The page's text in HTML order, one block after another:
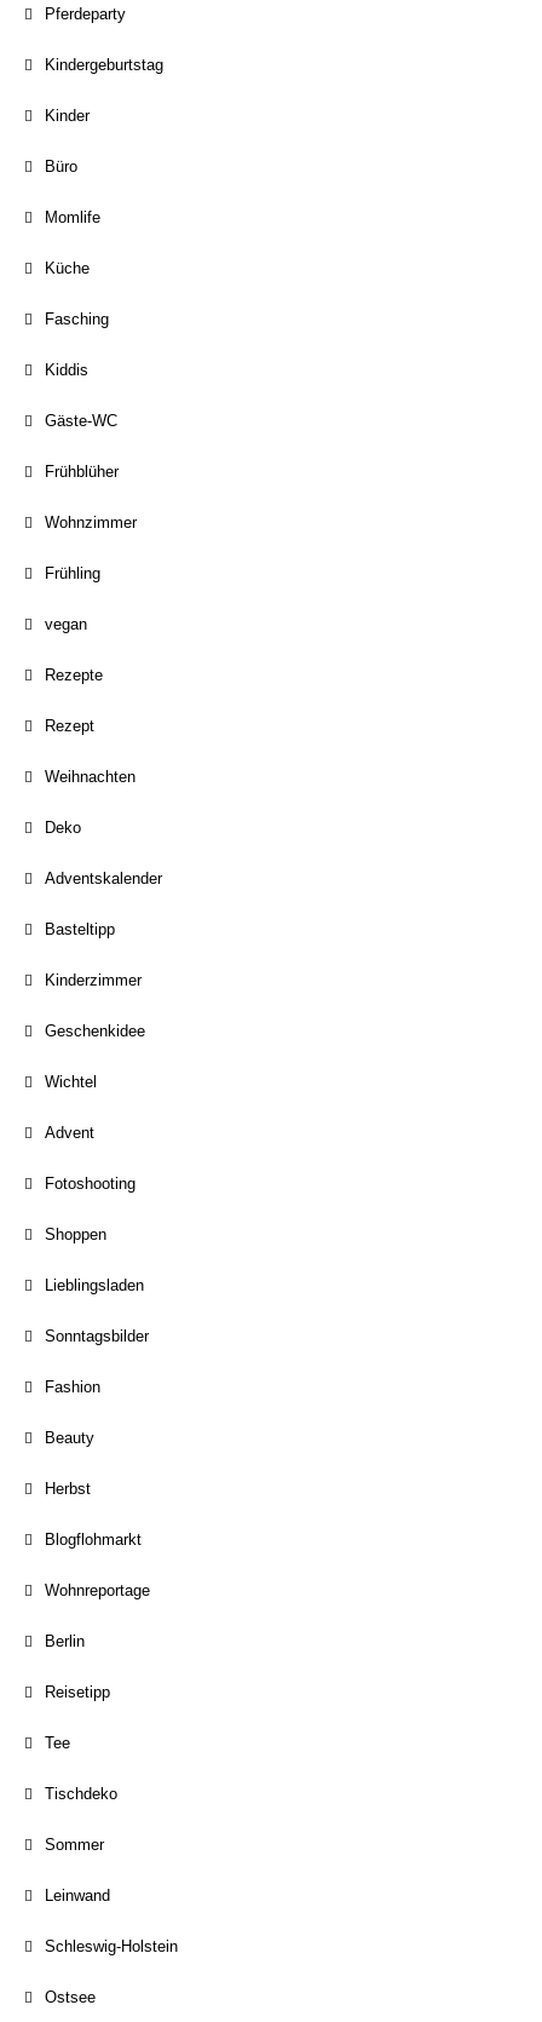
Pferdeparty
Kindergeburtstag
Kinder
Büro
Momlife
Küche
Fasching
Kiddis
Gäste-WC
Frühblüher
Wohnzimmer
Frühling
vegan
Rezepte
Rezept
Weihnachten
Deko
Adventskalender
Basteltipp
Kinderzimmer
Geschenkidee
Wichtel
Advent
Fotoshooting
Shoppen
Lieblingsladen
Sonntagsbilder
Fashion
Beauty
Herbst
Blogflohmarkt
Wohnreportage
Berlin
Reisetipp
Tee
Tischdeko
Sommer
Leinwand
Schleswig-Holstein
Ostsee